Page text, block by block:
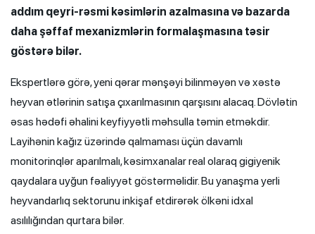
addım qeyri-rəsmi kəsimlərin azalmasına və bazarda
daha şəffaf mexanizmlərin formalaşmasına təsir
göstərə bilər.
Ekspertlərə görə, yeni qərar mənşəyi bilinməyən və xəstə
heyvan ətlərinin satışa çıxarılmasının qarşısını alacaq. Dövlətin
əsas hədəfi əhalini keyfiyyətli məhsulla təmin etməkdir.
Layihənin kağız üzərində qalmaması üçün davamlı
monitorinqlər aparılmalı, kəsimxanalar real olaraq gigiyenik
qaydalara uyğun fəaliyyət göstərməlidir. Bu yanaşma yerli
heyvandarlıq sektorunu inkişaf etdirərək ölkəni idxal
asılılığından qurtara bilər.